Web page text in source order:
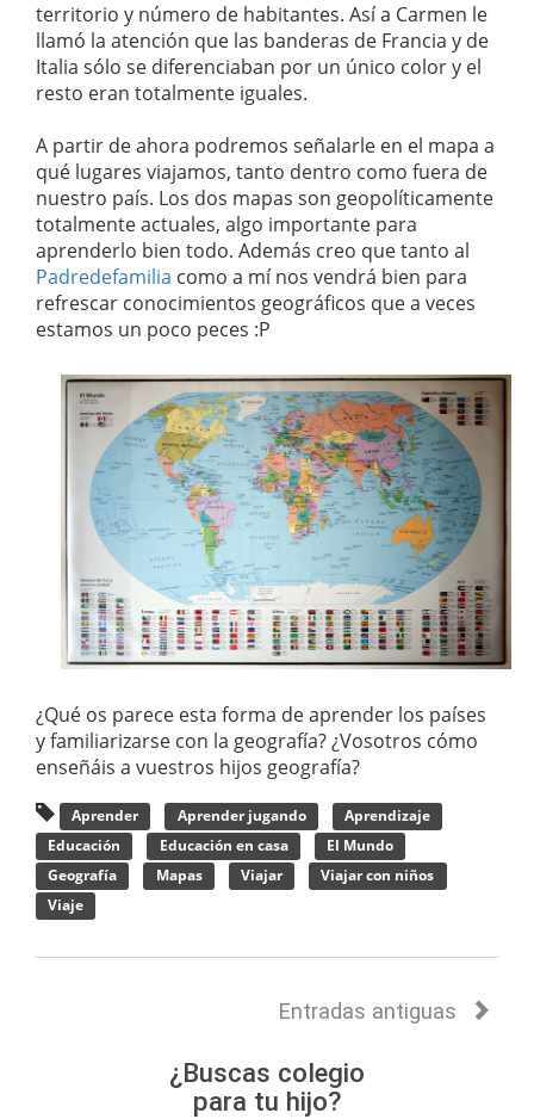
territorio y número de habitantes. Así a Carmen le
llamó la atención que las banderas de Francia y de
Italia sólo se diferenciaban por un único color y el
resto eran totalmente iguales.
A partir de ahora podremos señalarle en el mapa a
qué lugares viajamos, tanto dentro como fuera de
nuestro país. Los dos mapas son geopolíticamente
totalmente actuales, algo importante para
aprenderlo bien todo. Además creo que tanto al
Padredefamilia como a mí nos vendrá bien para
refrescar conocimientos geográficos que a veces
estamos un poco peces :P
¿Qué os parece esta forma de aprender los países
y familiarizarse con la geografía? ¿Vosotros cómo
enseñáis a vuestros hijos geografía?
Aprender Aprender jugando
Aprendizaje
Educación
Educación en casa
El Mundo
Geografía
Mapas Viajar
Viajar con niños
Viaje
Entradas antiguas
¿Buscas colegio
para tu hijo?